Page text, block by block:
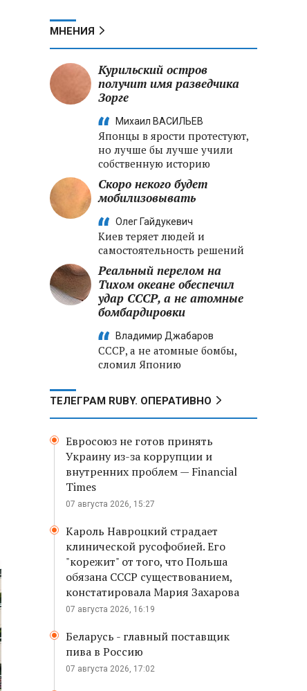
Харьковской области
криптообменников в «Москва-
Сити», через которую
украинские call-центры
МНЕНИЯ
Курильский остров
получит имя разведчика
Зорге
Михаил ВАСИЛЬЕВ
Японцы в ярости протестуют,
но лучше бы лучше учили
собственную историю
Скоро некого будет
мобилизовывать
Олег Гайдукевич
Киев теряет людей и
самостоятельность решений
Реальный перелом на
Тихом океане обеспечил
удар СССР, а не атомные
бомбардировки
Владимир Джабаров
СССР, а не атомные бомбы,
сломил Японию
ТЕЛЕГРАМ RUBY. ОПЕРАТИВНО
Евросоюз не готов принять
Украину из-за коррупции и
внутренних проблем — Financial
Times
07 августа 2026, 15:27
Кароль Навроцкий страдает
клинической русофобией. Его
"корежит" от того, что Польша
обязана СССР существованием,
констатировала Мария Захарова
07 августа 2026, 16:19
Беларусь - главный поставщик
пива в Россию
07 августа 2026, 17:02